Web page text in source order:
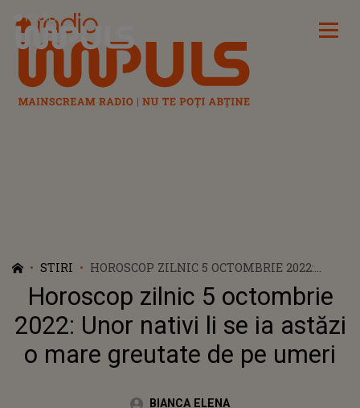
Radio Impuls
STIRI
HOROSCOP ZILNIC 5 OCTOMBRIE 2022:
UNOR NATIVI LI SE IA ASTĂZI O MARE
GREUTATE DE PE UMERI
Horoscop zilnic 5 octombrie
2022: Unor nativi li se ia astăzi
o mare greutate de pe umeri
Autor:BIANCA ELENA